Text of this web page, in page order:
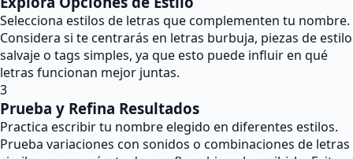
Selecciona estilos de letras que complementen tu nombre.
Considera si te centrarás en letras burbuja, piezas de estilo
salvaje o tags simples, ya que esto puede influir en qué
letras funcionan mejor juntas.
3
Prueba y Refina Resultados
Practica escribir tu nombre elegido en diferentes estilos.
Prueba variaciones con sonidos o combinaciones de letras